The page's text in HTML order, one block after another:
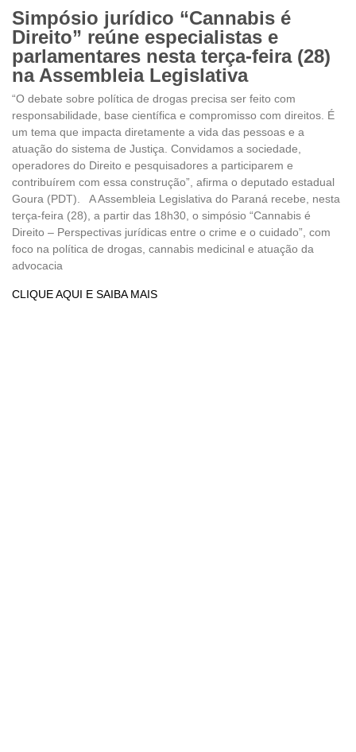
Simpósio jurídico “Cannabis é
Direito” reúne especialistas e
parlamentares nesta terça-feira (28)
na Assembleia Legislativa
“O debate sobre política de drogas precisa ser feito com
responsabilidade, base científica e compromisso com direitos. É
um tema que impacta diretamente a vida das pessoas e a
atuação do sistema de Justiça. Convidamos a sociedade,
operadores do Direito e pesquisadores a participarem e
contribuírem com essa construção”, afirma o deputado estadual
Goura (PDT). A Assembleia Legislativa do Paraná recebe, nesta
terça-feira (28), a partir das 18h30, o simpósio “Cannabis é
Direito – Perspectivas jurídicas entre o crime e o cuidado”, com
foco na política de drogas, cannabis medicinal e atuação da
advocacia
CLIQUE AQUI E SAIBA MAIS